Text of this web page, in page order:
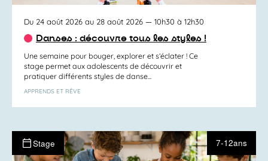
Du 24 août 2026 au 28 août 2026 — 10h30 à 12h30
Danses : découvre tous les styles !
Une semaine pour bouger, explorer et s’éclater ! Ce
stage permet aux adolescents de découvrir et
pratiquer différents styles de danse...
APPRENDS ET RÊVE
Stage 7-12ans